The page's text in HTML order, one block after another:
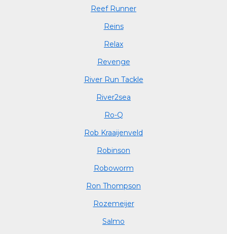
Reef Runner
Reins
Relax
Revenge
River Run Tackle
River2sea
Ro-Q
Rob Kraaijenveld
Robinson
Roboworm
Ron Thompson
Rozemeijer
Salmo